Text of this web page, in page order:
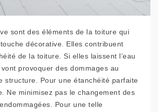
sont des éléments de la toiture qui
décorative. Elles contribuent
de la toiture. Si elles laissent l’eau
vont provoquer des dommages au
structure. Pour une étanchéité parfaite
Ne minimisez pas le changement des
Pour une telle